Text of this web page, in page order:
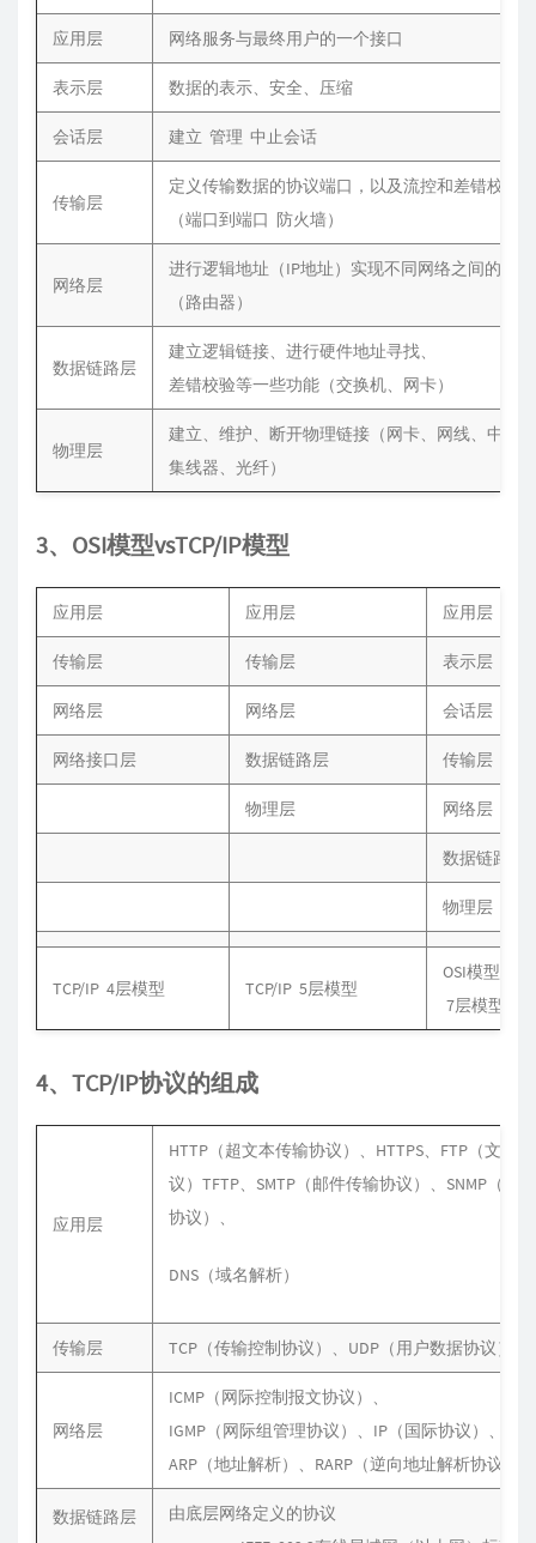
应用层 网络服务与最终用户的一个接口
表示层 数据的表示、安全、压缩
会话层 建立 管理 中止会话
传输层
定义传输数据的协议端口，以及流控和差错校验
（端口到端口 防火墙）
网络层
进行逻辑地址（IP地址）实现不同网络之间的路
（路由器）
数据链路层
建立逻辑链接、进行硬件地址寻找、
差错校验等一些功能（交换机、网卡）
物理层
建立、维护、断开物理链接（网卡、网线、中继
集线器、光纤）
3、OSI模型vsTCP/IP模型
应用层 应用层 应用层
传输层 传输层 表示层
网络层 网络层 会话层
网络接口层 数据链路层 传输层
物理层 网络层
数据链路层
物理层
TCP/IP 4层模型 TCP/IP 5层模型
OSI模型
7层模型
4、TCP/IP协议的组成
应用层
HTTP（超文本传输协议）、HTTPS、FTP（文件
议）TFTP、SMTP（邮件传输协议）、SNMP（简
协议）、
DNS（域名解析）
传输层 TCP（传输控制协议）、UDP（用户数据协议）
网络层
ICMP（网际控制报文协议）、
IGMP（网际组管理协议）、IP（国际协议）、
ARP（地址解析）、RARP（逆向地址解析协议）
数据链路层
由底层网络定义的协议